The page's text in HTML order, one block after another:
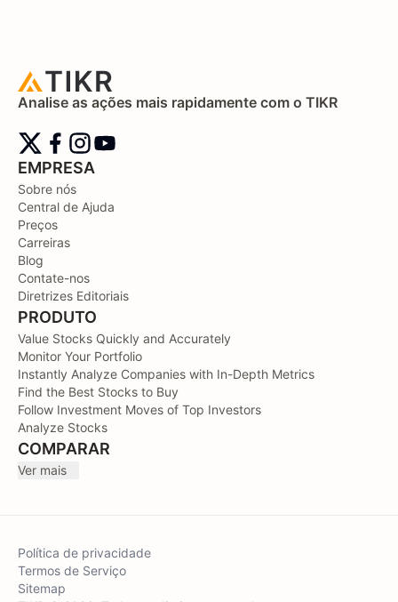
Analise as ações mais rapidamente com o TIKR
EMPRESA
Sobre nós
Central de Ajuda
Preços
Carreiras
Blog
Contate-nos
Diretrizes Editoriais
PRODUTO
Value Stocks Quickly and Accurately
Monitor Your Portfolio
Instantly Analyze Companies with In-Depth Metrics
Find the Best Stocks to Buy
Follow Investment Moves of Top Investors
Analyze Stocks
COMPARAR
Ver mais
Política de privacidade
Termos de Serviço
Sitemap